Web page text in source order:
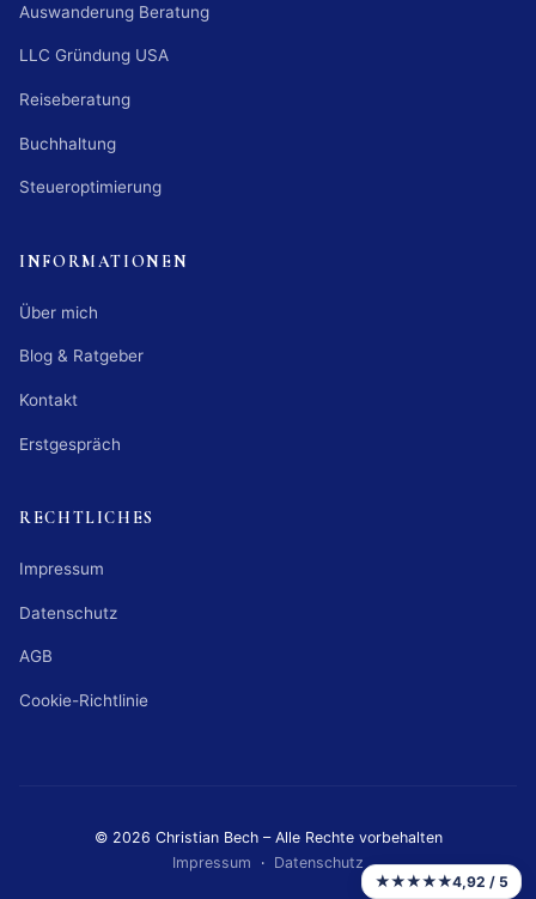
Auswanderung Beratung
LLC Gründung USA
Reiseberatung
Buchhaltung
Steueroptimierung
INFORMATIONEN
Über mich
Blog & Ratgeber
Kontakt
Erstgespräch
RECHTLICHES
Impressum
Datenschutz
AGB
Cookie-Richtlinie
© 2026 Christian Bech – Alle Rechte vorbehalten
Impressum · Datenschutz
★★★★★4,92 / 5